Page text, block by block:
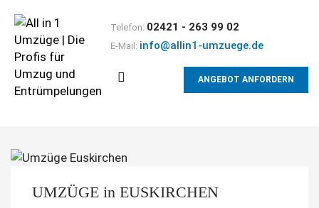
Telefon: 02421 - 263 99 02
E-Mail: info@allin1-umzuege.de
ANGEBOT ANFORDERN
UMZÜGE in EUSKIRCHEN